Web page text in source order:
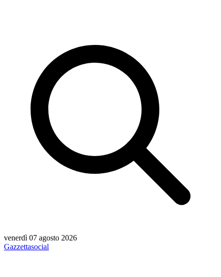
venerdì 07 agosto 2026
Gazzettasocial